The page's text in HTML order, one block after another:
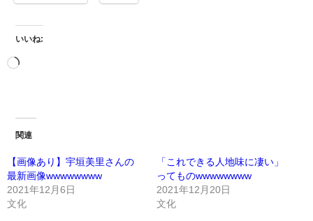
いいね:
関連
【画像あり】宇垣美里さんの
最新画像wwwwwwww
2021年12月6日
文化
「これできる人地味に凄い」
ってものwwwwwwww
2021年12月20日
文化